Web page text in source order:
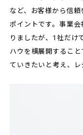
など、お客様から信
ポイントです。事業
りましたが、1社だけ
ハウを横展開するこ
ていきたいと考え、レ